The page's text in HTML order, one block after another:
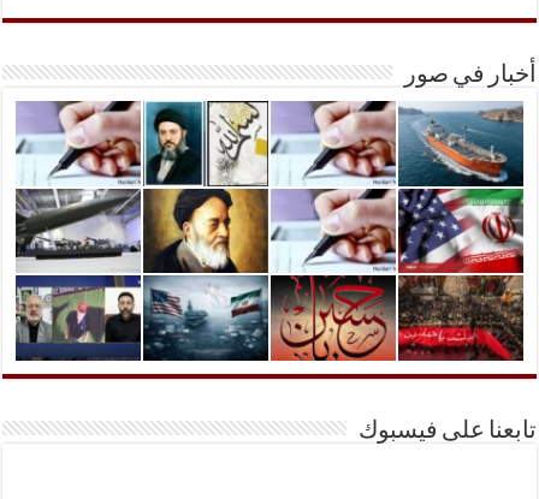
أخبار في صور
تابعنا على فيسبوك